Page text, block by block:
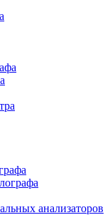
анализаторов